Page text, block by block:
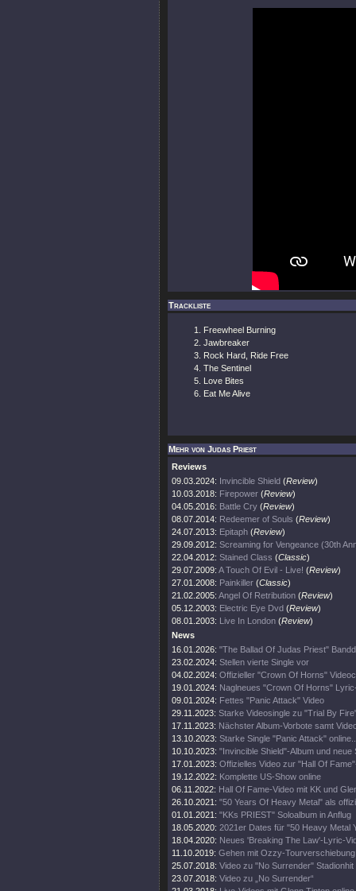
Trackliste
Freewheel Burning
Jawbreaker
Rock Hard, Ride Free
The Sentinel
Love Bites
Eat Me Alive
Mehr von Judas Priest
Reviews
09.03.2024: Invincible Shield (Review)
10.03.2018: Firepower (Review)
04.05.2016: Battle Cry (Review)
08.07.2014: Redeemer of Souls (Review)
24.07.2013: Epitaph (Review)
29.09.2012: Screaming for Vengeance (30th
22.04.2012: Stained Class (Classic)
29.07.2009: A Touch Of Evil - Live! (Review)
27.01.2008: Painkiller (Classic)
21.02.2005: Angel Of Retribution (Review)
05.12.2003: Electric Eye Dvd (Review)
08.01.2003: Live In London (Review)
News
16.01.2026: "The Ballad Of Judas Priest"
23.02.2024: Stellen vierte Single vor
04.02.2024: Offizieller "Crown Of Horns"
19.01.2024: Naglneues "Crown Of Horns"
09.01.2024: Fettes "Panic Attack" Video
29.11.2023: Starke Videosingle zu "Trial By
17.11.2023: Nächster Album-Vorbote samt
13.10.2023: Starke Single "Panic Attack"
10.10.2023: "Invincible Shield"-Album und neue
17.01.2023: Offizielles Video zur "Hall Of
19.12.2022: Komplette US-Show online
06.11.2022: Hall Of Fame-Video mit KK und
26.10.2021: "50 Years Of Heavy Metal" als
01.01.2021: "KKs PRIEST" Soloalbum in Anflug
18.05.2020: 2021er Dates für "50 Heavy Metal
18.04.2020: Neues 'Breaking The Law'-Lyric-
11.10.2019: Gehen mit Ozzy-
25.07.2018: Video zu "No Surrender" Stadionhit
23.07.2018: Video zu „No Surrender“